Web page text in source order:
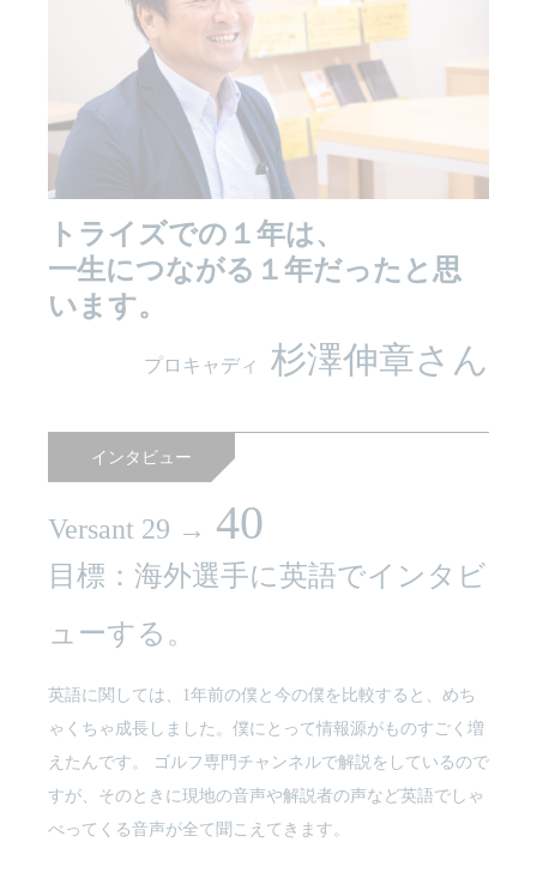
トライズでの１年は、
一生につながる１年だったと思
います。
プロキャディ 杉澤伸章さん
インタビュー
Versant 29 → 40
目標：海外選手に英語でインタビ
ューする。
英語に関しては、1年前の僕と今の僕を比較すると、めち
ゃくちゃ成長しました。僕にとって情報源がものすごく増
えたんです。 ゴルフ専門チャンネルで解説をしているので
すが、そのときに現地の音声や解説者の声など英語でしゃ
べってくる音声が全て聞こえてきます。